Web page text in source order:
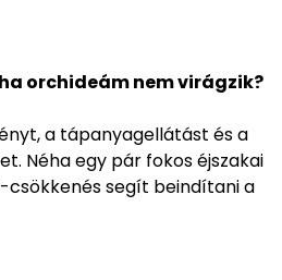
orchideám nem virágzik?
a tápanyagellátást és a
Néha egy pár fokos éjszakai
segít beindítani a